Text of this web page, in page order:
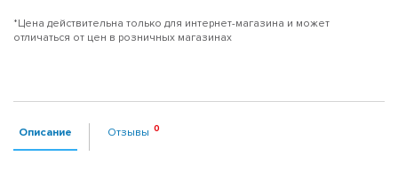
*Цена действительна только для интернет-магазина и может
отличаться от цен в розничных магазинах
Описание Отзывы